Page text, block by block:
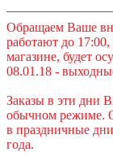
Обращаем Ваше
работают до 17:00,
магазине, будет
08.01.18 -
Заказы в эти дни
обычном режиме.
в праздничные дни
года.